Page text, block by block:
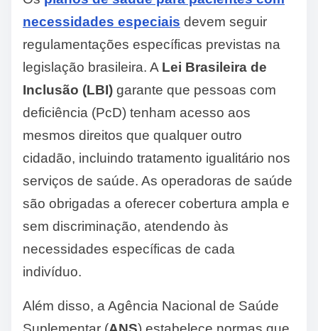
necessidades especiais devem seguir
regulamentações específicas previstas na
legislação brasileira. A Lei Brasileira de
Inclusão (LBI) garante que pessoas com
deficiência (PcD) tenham acesso aos
mesmos direitos que qualquer outro
cidadão, incluindo tratamento igualitário nos
serviços de saúde. As operadoras de saúde
são obrigadas a oferecer cobertura ampla e
sem discriminação, atendendo às
necessidades específicas de cada
indivíduo.
Além disso, a Agência Nacional de Saúde